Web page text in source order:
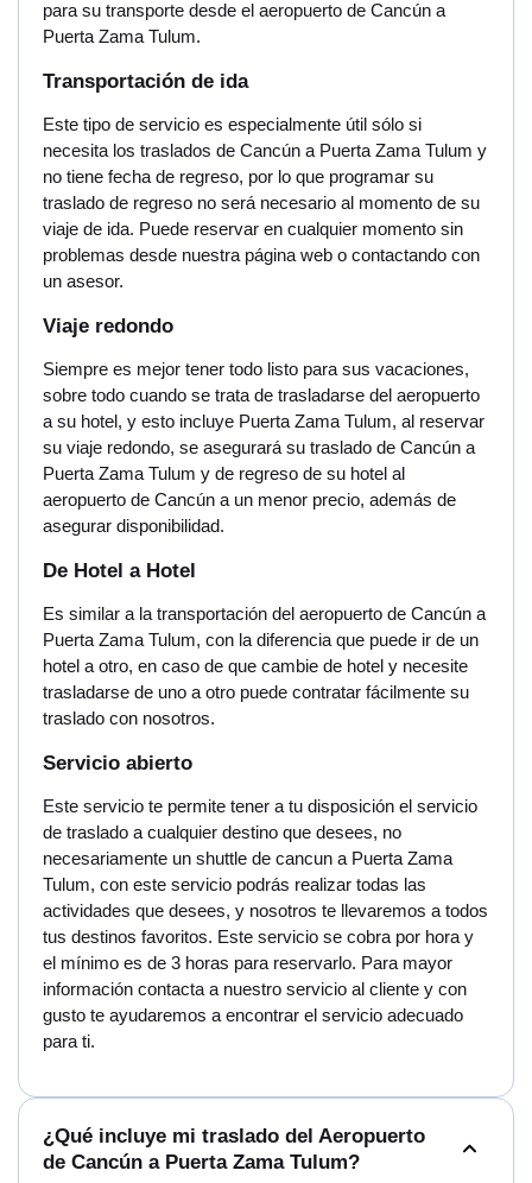
para su transporte desde el aeropuerto de Cancún a
Puerta Zama Tulum.
Transportación de ida
Este tipo de servicio es especialmente útil sólo si
necesita los traslados de Cancún a Puerta Zama Tulum y
no tiene fecha de regreso, por lo que programar su
traslado de regreso no será necesario al momento de su
viaje de ida. Puede reservar en cualquier momento sin
problemas desde nuestra página web o contactando con
un asesor.
Viaje redondo
Siempre es mejor tener todo listo para sus vacaciones,
sobre todo cuando se trata de trasladarse del aeropuerto
a su hotel, y esto incluye Puerta Zama Tulum, al reservar
su viaje redondo, se asegurará su traslado de Cancún a
Puerta Zama Tulum y de regreso de su hotel al
aeropuerto de Cancún a un menor precio, además de
asegurar disponibilidad.
De Hotel a Hotel
Es similar a la transportación del aeropuerto de Cancún a
Puerta Zama Tulum, con la diferencia que puede ir de un
hotel a otro, en caso de que cambie de hotel y necesite
trasladarse de uno a otro puede contratar fácilmente su
traslado con nosotros.
Servicio abierto
Este servicio te permite tener a tu disposición el servicio
de traslado a cualquier destino que desees, no
necesariamente un shuttle de cancun a Puerta Zama
Tulum, con este servicio podrás realizar todas las
actividades que desees, y nosotros te llevaremos a todos
tus destinos favoritos. Este servicio se cobra por hora y
el mínimo es de 3 horas para reservarlo. Para mayor
información contacta a nuestro servicio al cliente y con
gusto te ayudaremos a encontrar el servicio adecuado
para ti.
¿Qué incluye mi traslado del Aeropuerto
de Cancún a Puerta Zama Tulum?